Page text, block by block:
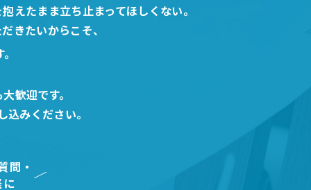
えたまま立ち止まってほしくない。
きたいからこそ、
歓迎です。
みください。
問・